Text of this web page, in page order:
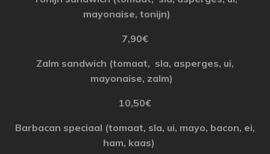
mayonaise, tonijn)
7,90€
Zalm sandwich (tomaat, sla, asperges, ui,
mayonaise, zalm)
10,50€
Barbacan speciaal (tomaat, sla, ui, mayo, bacon, ei,
ham, kaas)